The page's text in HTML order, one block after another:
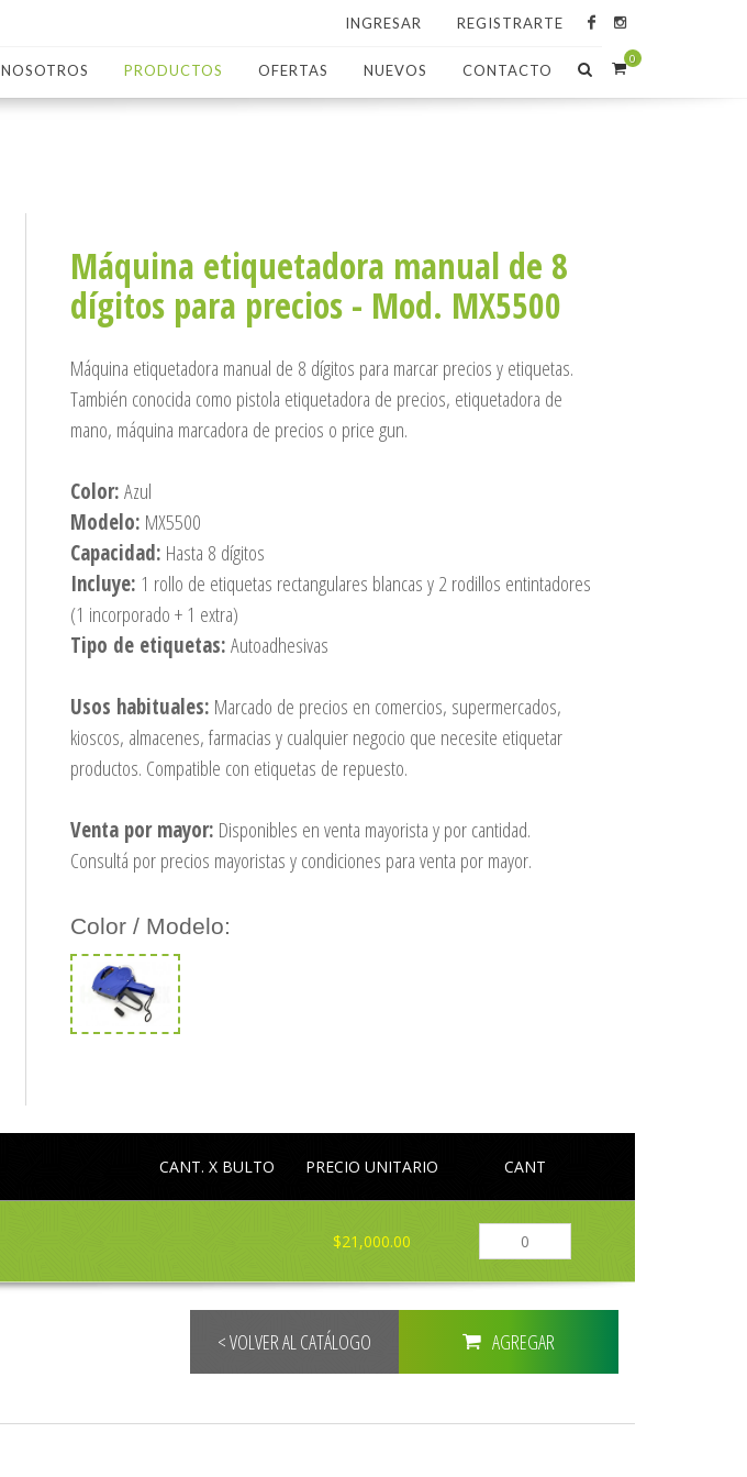
INGRESAR REGISTRARTE
NOSOTROS PRODUCTOS OFERTAS NUEVOS CONTACTO
0
Máquina etiquetadora manual de 8
dígitos para precios - Mod. MX5500
Máquina etiquetadora manual de 8 dígitos para marcar precios y etiquetas.
También conocida como pistola etiquetadora de precios, etiquetadora de
mano, máquina marcadora de precios o price gun.
Color:Azul
Modelo: MX5500
Capacidad: Hasta 8 dígitos
Incluye: 1 rollo de etiquetas rectangulares blancas y 2 rodillos entintadores
(1 incorporado + 1 extra)
Tipo de etiquetas:Autoadhesivas
Usos habituales: Marcado de precios en comercios, supermercados,
kioscos, almacenes, farmacias y cualquier negocio que necesite etiquetar
productos. Compatible con etiquetas de repuesto.
Venta por mayor: Disponibles en venta mayorista y por cantidad.
Consultá por precios mayoristas y condiciones para venta por mayor.
Color / Modelo:
CANT. X BULTO PRECIO UNITARIO CANT
$21,000.00
AGREGAR
< VOLVER AL CATÁLOGO